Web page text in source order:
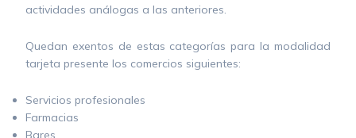
actividades análogas a las anteriores.
Quedan exentos de estas categorías para la modalidad
tarjeta presente los comercios siguientes:
Servicios profesionales
Farmacias
Bares